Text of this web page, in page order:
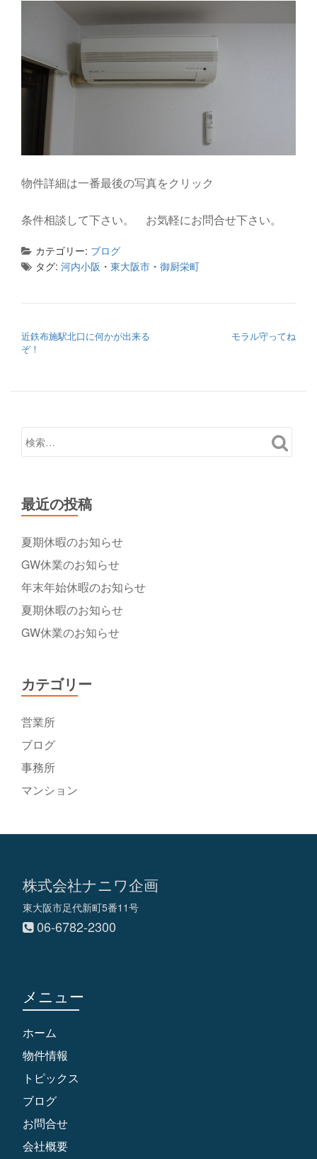
物件詳細は一番最後の写真をクリック
条件相談して下さい。 お気軽にお問合せ下さい。
カテゴリー: ブログ
タグ: 河内小阪 ・ 東大阪市 ・ 御厨栄町
近鉄布施駅北口に何かが出来る
ぞ！
モラル守ってね
最近の投稿
夏期休暇のお知らせ
GW休業のお知らせ
年末年始休暇のお知らせ
夏期休暇のお知らせ
GW休業のお知らせ
カテゴリー
営業所
ブログ
事務所
マンション
株式会社ナニワ企画
東大阪市足代新町5番11号
06-6782-2300
メニュー
ホーム
物件情報
トピックス
ブログ
お問合せ
会社概要